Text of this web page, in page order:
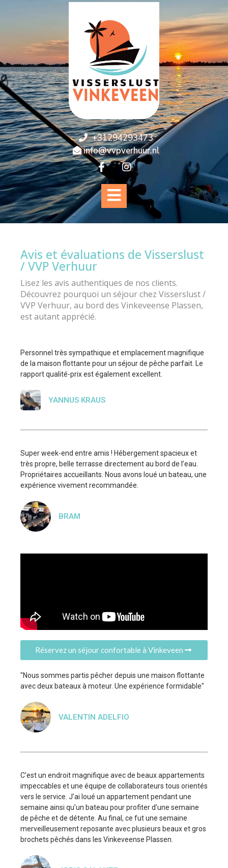
+31294293473
info@vvpverhuur.nl
Avis et évaluations de Visserslust
/ VVP Verhuur
Lisez les avis authentiques de nos clients.
Découvrez pourquoi un séjour chez Visserslust /
VVP Verhuur, au bord des Vinkeveense Plassen,
est autant apprécié.
Personnel très sympathique et emplacement magnifique
de la maison flottante pour un séjour de pêche parfait. Le
rapport qualité-prix est également excellent.
YANNUS KRAUS
Super week-end entre amis ! Hébergement spacieux et
très propre, belle terrasse directement au bord de l’eau.
Propriétaires accueillants. Nous avons loué un bateau, une
expérience vivement recommandée.
BRAM
Réservez un séjour confortable à Vinkeveen
"Nous sommes partis pêcher depuis une maison flottante
avec deux bateaux à moteur. Une expérience formidable"
VALENTIN ADELFIO
C’est un endroit magnifique avec de beaux appartements
impeccables et une équipe de collaborateurs tous orientés
vers le service. J’ai loué un appartement pendant une
semaine ainsi qu’un bateau pour profiter d’une semaine
de pêche et de détente. Au final, ce fut une semaine
merveilleusement reposante avec plusieurs beaux et gros
brochets pêchés dans les Vinkeveense Plassen.